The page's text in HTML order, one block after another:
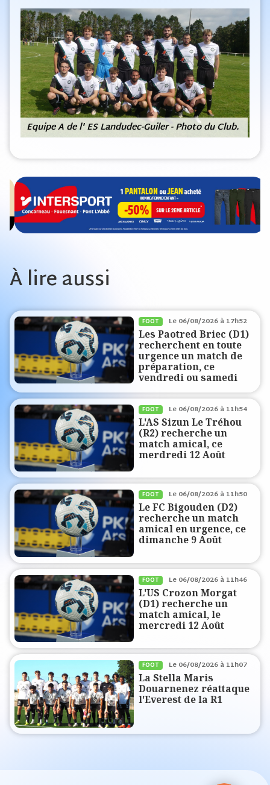
Equipe A de l' ES Landudec-Guiler - Photo du Club.
À lire aussi
FOOT Le06/08/2026 à 17h52
Les Paotred Briec (D1)
recherchent en toute
urgence un match de
préparation, ce
vendredi ou samedi
FOOT Le06/08/2026 à 11h54
L'AS Sizun Le Tréhou
(R2) recherche un
match amical, ce
merdredi 12 Août
FOOT Le06/08/2026 à 11h50
Le FC Bigouden (D2)
recherche un match
amical en urgence, ce
dimanche 9 Août
FOOT Le06/08/2026 à 11h46
L'US Crozon Morgat
(D1) recherche un
match amical, le
mercredi 12 Août
FOOT Le06/08/2026 à 11h07
La Stella Maris
Douarnenez réattaque
l'Everest de la R1